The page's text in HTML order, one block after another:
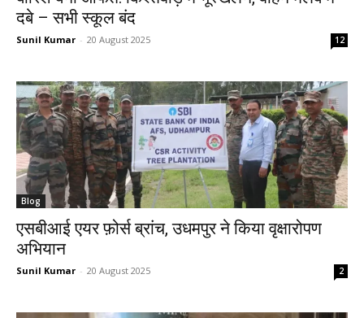
दबे – सभी स्कूल बंद
Sunil Kumar - 20 August 2025 12
Blog
एसबीआई एयर फ़ोर्स ब्रांच, उधमपुर ने किया वृक्षारोपण
अभियान
Sunil Kumar - 20 August 2025 2